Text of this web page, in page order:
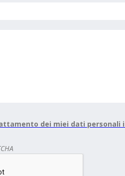
dei miei dati personali